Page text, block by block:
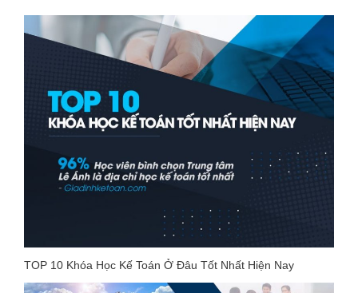
TOP 10 Khóa Học Kế Toán Ở Đâu Tốt Nhất Hiện Nay